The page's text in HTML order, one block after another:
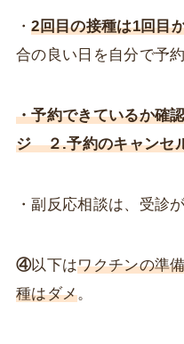
・2回目の接種は1回目
合の良い日を自分で予約
・予約できているか確
ジ ２.予約のキャンセ
・副反応相談は、受診
④以下はワクチンの準
種はダメ。